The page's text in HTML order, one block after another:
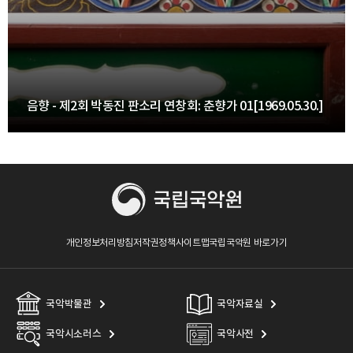
음향 - 제2회 박동진 판소리 연창회: 춘향가 01[1969.05.30.]
개인정보처리방침저작권정책사이트맵국립국악원 바로가기
국악박물관 국악자료실
국악시소러스 국악사전